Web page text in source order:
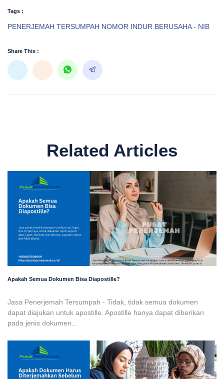
Tags :
PENERJEMAH TERSUMPAH NOMOR INDUR BERUSAHA - NIB
Share This :
Related Articles
Apakah Semua Dokumen Bisa Diapostille?
Jasa Penerjemah Tersumpah - Tidak, tidak semua dokumen
dapat diajukan untuk apostille. Apostille hanya dapat diberikan
pada jenis dokumen...